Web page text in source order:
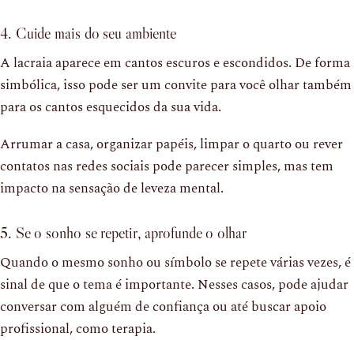
4. Cuide mais do seu ambiente
A lacraia aparece em cantos escuros e escondidos. De forma
simbólica, isso pode ser um convite para você olhar também
para os cantos esquecidos da sua vida.
Arrumar a casa, organizar papéis, limpar o quarto ou rever
contatos nas redes sociais pode parecer simples, mas tem
impacto na sensação de leveza mental.
5. Se o sonho se repetir, aprofunde o olhar
Quando o mesmo sonho ou símbolo se repete várias vezes, é
sinal de que o tema é importante. Nesses casos, pode ajudar
conversar com alguém de confiança ou até buscar apoio
profissional, como terapia.